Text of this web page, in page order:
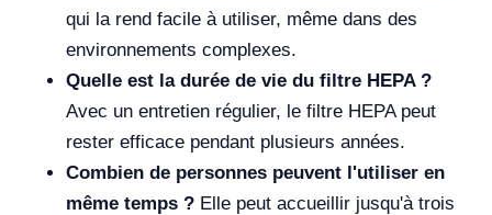
qui la rend facile à utiliser, même dans des
environnements complexes.
Quelle est la durée de vie du filtre HEPA ?
Avec un entretien régulier, le filtre HEPA peut
rester efficace pendant plusieurs années.
Combien de personnes peuvent l'utiliser en
même temps ? Elle peut accueillir jusqu'à trois